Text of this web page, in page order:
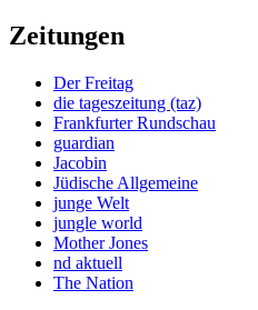
Zeitungen
Der Freitag
die tageszeitung (taz)
Frankfurter Rundschau
guardian
Jacobin
Jüdische Allgemeine
junge Welt
jungle world
Mother Jones
nd aktuell
The Nation